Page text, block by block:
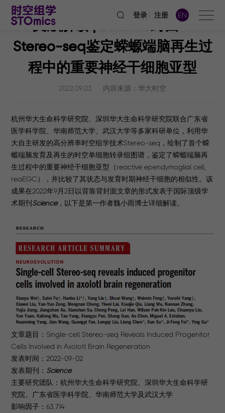
登录 注册 EN
文献解读 | Science封面：
Stereo-seq鉴定蝾螈端脑再生过
程中的重要神经干细胞亚型
2022.09.03 内容来源：华大时空
杭州华大生命科学研究院、深圳华大生命科学研究院联合广东省
医学科学院、华南师范大学、武汉大学等多家科研单位，利用华
大自主研发的高分辨率时空组学技术Stereo-seq，绘制了首个蝾
螈端脑发育及再生的时空单细胞转录组图谱，鉴定了蝾螈端脑再
生过程中的重要神经干细胞亚型（reactive ependymoglial cell,
reaEGC），并比较了其状态与发育时期神经干细胞的相似性。该
成果在2022年9月2日以背靠背封面文章的形式发表于国际顶级学
术期刊 Science，以下是第一作者魏小雨博士详细解读。
文章题目：Single-cell Stereo-seq Reveals Induced Progenitor
Cells Involved in Axolotl Brain Regeneration
发表时间：2022-09-02
发表期刊： Science
主要研究团队：杭州华大生命科学研究院、深圳华大生命科学研
究院、广东省医学科学院、华南师范大学及武汉大学
影响因子：63.714